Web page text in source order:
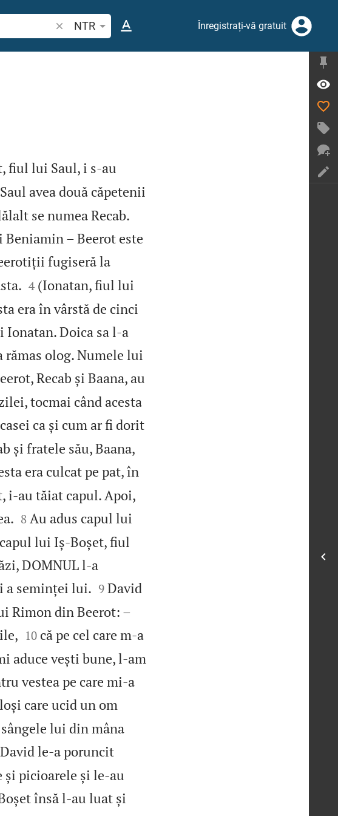
Căutați un verset biblic sau un cuvânt
NTR Înregistrați-vă gratuit
fiul lui Saul, i s‑au
avea două căpetenii
se numea Recab.
– Beerot este
fugiseră la

4 (Ionatan, fiul lui
era în vârstă de cinci
Doica sa l‑a
rămas olog. Numele lui
Recab și Baana, au
tocmai când acesta
ca și cum ar fi dorit
și fratele său, Baana,
era culcat pe pat, în
i‑au tăiat capul. Apoi,

8 Au adus capul lui
lui Iș‑Boșet, fiul
DOMNUL l‑a
a seminței lui.
9 David
Rimon din Beerot: –

10 că pe cel care m‑a
aduce vești bune, l‑am
vestea pe care mi‑a
care ucid un om
lui din mâna
David le‑a poruncit
picioarele și le‑au
însă l‑au luat și